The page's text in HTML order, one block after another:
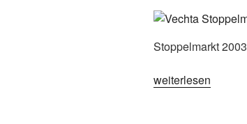
Stoppelmarkt 2003
„Vechta,
weiterlesen